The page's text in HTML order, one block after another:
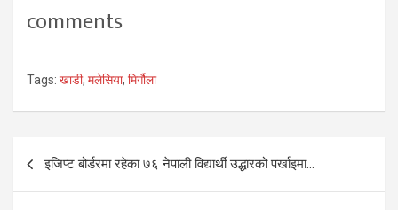
comments
Tags: खाडी, मलेसिया, मिर्गौला
Post
navigation
इजिप्ट बोर्डरमा रहेका ७६ नेपाली विद्यार्थी उद्धारको पर्खाइमा…